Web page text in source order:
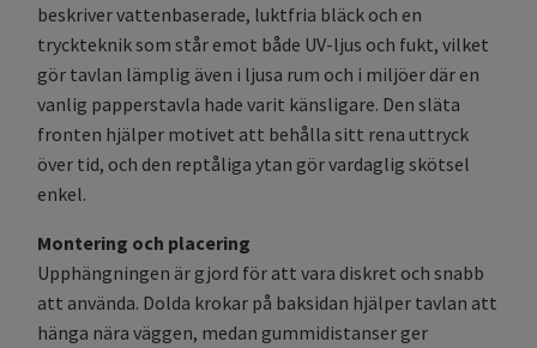
beskriver vattenbaserade, luktfria bläck och en
tryckteknik som står emot både UV-ljus och fukt, vilket
gör tavlan lämplig även i ljusa rum och i miljöer där en
vanlig papperstavla hade varit känsligare. Den släta
fronten hjälper motivet att behålla sitt rena uttryck
över tid, och den reptåliga ytan gör vardaglig skötsel
enkel.
Montering och placering
Upphängningen är gjord för att vara diskret och snabb
att använda. Dolda krokar på baksidan hjälper tavlan att
hänga nära väggen, medan gummidistanser ger